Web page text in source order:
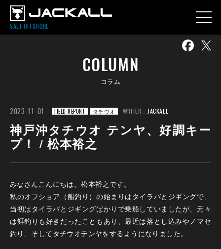
SALT OFFSHORE
COLUMN
コラム
2023-11-01 FIELD REPORT タチウオ WRITER： JACKALL
神戸沖タチウオ テンヤ、好調キー
プ！ / 松本裕之
みなさんこんにちは。松本裕之です。
私のオフショア（船釣り）の始まりはタイラバとジギングで、
当初はタイラバとジギングばかりで乗船していましたが、元々
は餌釣りも好きだったこともあり、最近は落とし込みやノマセ
釣り、そしてタチウオテンヤをするようになりました。